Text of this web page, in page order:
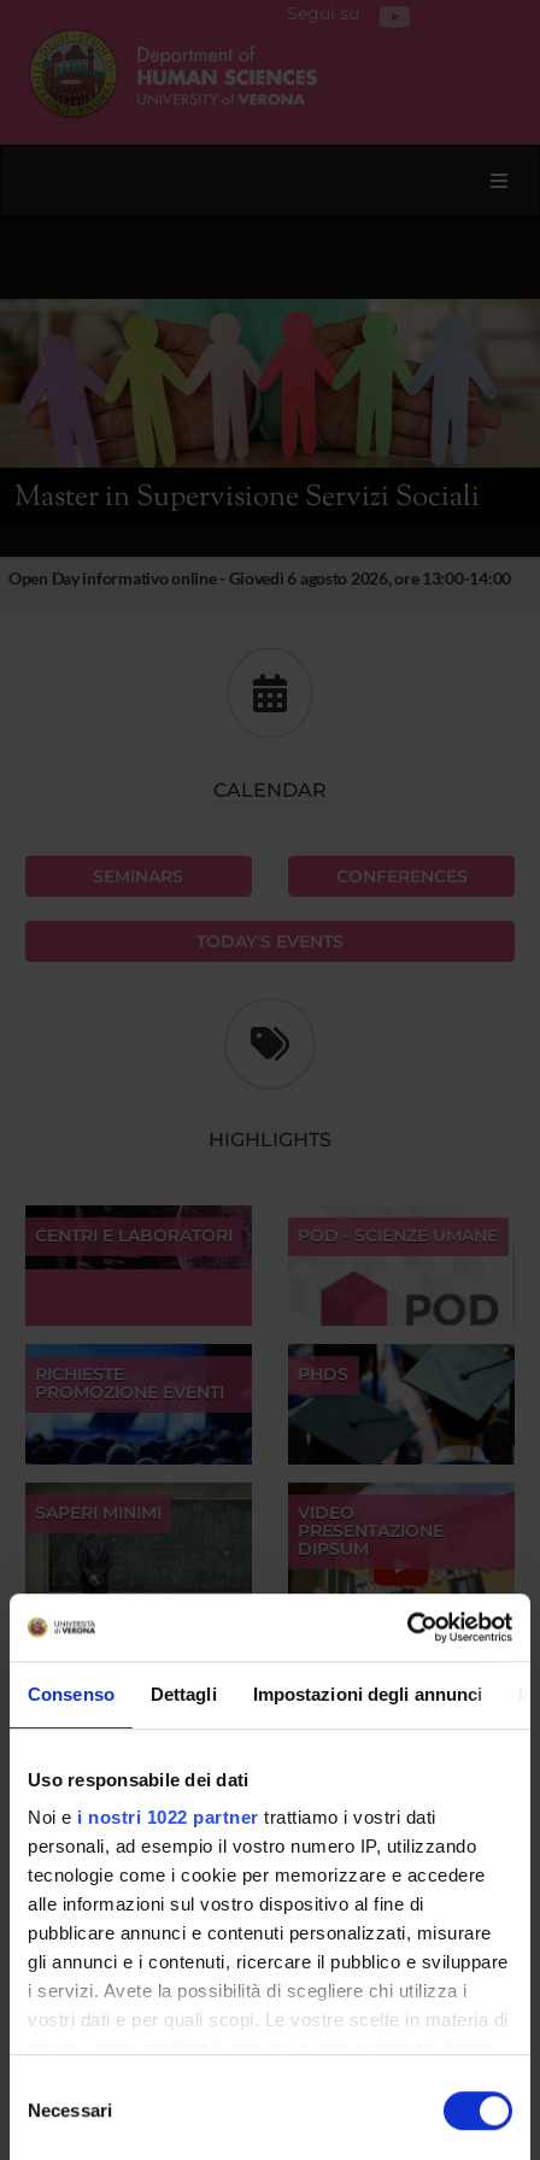
Consenso Dettagli Impostazioni degli annunci
Uso responsabile dei dati
Noi e i nostri 1022 partner trattiamo i vostri dati
personali, ad esempio il vostro numero IP, utilizzando
tecnologie come i cookie per memorizzare e accedere
alle informazioni sul vostro dispositivo al fine di
pubblicare annunci e contenuti personalizzati, misurare
gli annunci e i contenuti, ricercare il pubblico e sviluppare
i servizi. Avete la possibilità di scegliere chi utilizza i
vostri dati e per quali scopi. Le vostre scelte in materia di
modificare o revocare il proprio consenso in qualsiasi
momento dalla Dichiarazione sui cookie o facendo clic
delNecessari
Segui su
Master in Supervisione Servizi Sociali
Open Day informativo online - Giovedì 6 agosto 2026, ore 13:00-14:00
CALENDAR
SEMINARS CONFERENCES
TODAY'S EVENTS
HIGHLIGHTS
CENTRI E LABORATORI POD - SCIENZE UMANE
RICHIESTE
PROMOZIONE EVENTI
PHDS
SAPERI MINIMI
VIDEO
PRESENTAZIONE
DIPSUM
ROVEDA"
INTERNAZIONALE
VIDEO EVENTI TERZA
MISSIONE
NEWS
Open Day, incontro informativo Master Supervisione